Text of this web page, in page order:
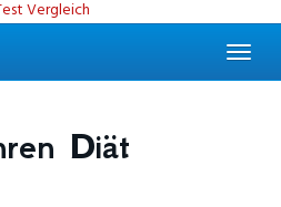
Toggle
Diät